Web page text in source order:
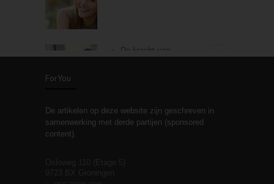
De kracht van
Stiefouderschap en
relaties
ForYou
De artikelen op deze website zijn geschreven in
samenwerking met derde partijen (sponsored
content).